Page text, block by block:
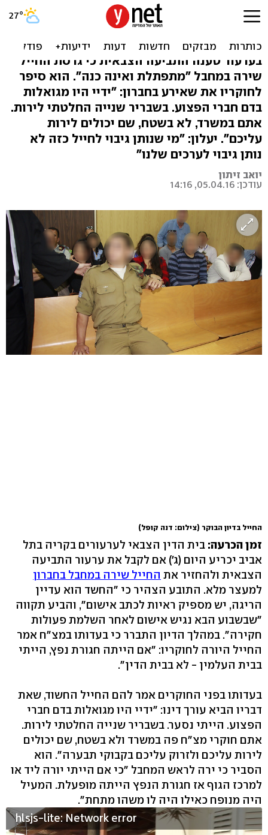
"אם הייתה חגורת נפץ הייתי
בקבר - לא בבית הדין"
בערעור טענה התביעה הצבאית כי גרסת החייל
שירה במחבל "מתפתלת ואינה כנה". הוא סיפר
לחוקריו את שאירע בחברון: "ידיי היו מגואלות
בדם חברי הפצוע. בשבריר שנייה החלטתי לירות.
אתם במשרד, לא בשטח, שם יכולים לירות
עליכם". יעלון: "מי שנותן גיבוי לחייל כזה לא
נותן גיבוי לערכים שלנו"
יואב זיתון
עודכן: 05.04.16, 14:16
החייל בדיון הבוקר (צילום: דנה קופל)
זמן הכרעה: בית הדין הצבאי לערעורים בקריה בתל
אביב יכריע היום (ג') אם לקבל את ערעור התביעה
הצבאית ולהחזיר את החייל שירה במחבל בחברון
למעצר מלא. התובע הצהיר כי "החשד הוא עדיין
הריגה, יש מספיק ראיות לכתב אישום", והביע תקווה
"שבשבוע הבא נגיש אישום לאחר השלמת פעולות
חקירה". במהלך הדיון התברר כי בעדותו במצ"ח אמר
החייל היורה לחוקריו: "אם הייתה חגורת נפץ, הייתי
בבית העלמין - לא בבית הדין".
בעדותו בפני החוקרים אמר להם החייל החשוד, שאת
דבריו הביא עורך דינו: "ידיי היו מגואלות בדם חברי
הפצוע. הייתי נסער. בשבריר שנייה החלטתי לירות.
אתם חוקרי מצ"ח פה במשרד ולא בשטח, שם יכולים
לירות עליכם ולזרוק עליכם בקבוקי תבערה". הוא
הסביר כי ירה לראש המחבל "כי אם הייתי יורה ליד או
למרכז הגוף אז חגורת הנפץ הייתה מופעלת. המעיל
היה מנופח כאילו היה לו משהו מתחת".
hlsjs-lite: Network error